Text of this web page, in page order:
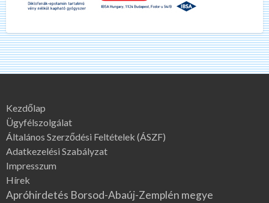
Kezdőlap
Ügyfélszolgálat
Általános Szerződési Feltételek (ÁSZF)
Adatkezelési Szabályzat
Impresszum
Hírek
Apróhirdetés Borsod-Abaúj-Zemplén megye